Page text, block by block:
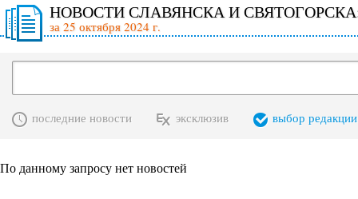
НОВОСТИ СЛАВЯНСКА И
за 25 октября 2024 г.
последние новости эксклюзив выбор редакции
По данному запросу нет новостей